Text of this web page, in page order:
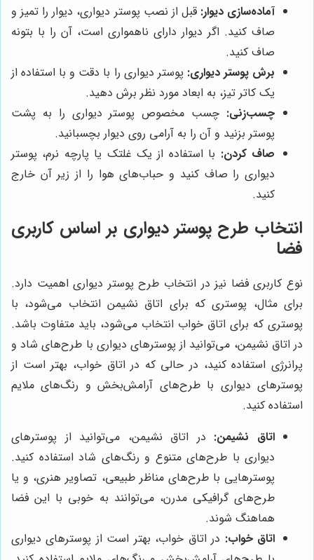
آماده‌سازی دیوار: قبل از نصب پوستر دیواری، دیوار را تمیز و
صاف کنید. اگر دیوار دارای ناهمواری است، آن را با بتونه
صاف کنید.
برش پوستر دیواری: پوستر دیواری را با دقت و با استفاده از
یک کاتر تیز، به ابعاد مورد نظر برش دهید.
چسب‌زنی: چسب مخصوص پوستر دیواری را به پشت
پوستر بزنید و آن را به آرامی روی دیوار بچسبانید.
صاف کردن: با استفاده از یک غلتک یا پارچه نرم، پوستر
دیواری را صاف کنید و حباب‌های هوا را از زیر آن خارج
کنید.
انتخاب طرح پوستر دیواری بر اساس کاربری
فضا
نوع کاربری فضا نیز در انتخاب طرح پوستر دیواری اهمیت دارد.
برای مثال، پوستری که برای اتاق نشیمن انتخاب می‌شود، با
پوستری که برای اتاق خواب انتخاب می‌شود، باید متفاوت باشد.
در اتاق نشیمن، می‌توانید از پوسترهای دیواری با طرح‌های شاد و
پرانرژی استفاده کنید، در حالی که در اتاق خواب، بهتر است از
پوسترهای دیواری با طرح‌های آرامش‌بخش و رنگ‌های ملایم
استفاده کنید.
اتاق نشیمن: در اتاق نشیمن، می‌توانید از پوسترهای
دیواری با طرح‌های متنوع و رنگ‌های شاد استفاده کنید.
پوسترهایی با طرح‌های مناظر طبیعی، تصاویر هنری، و یا
طرح‌های گرافیکی مدرن، می‌توانند به خوبی با این فضا
هماهنگ شوند.
اتاق خواب: در اتاق خواب، بهتر است از پوسترهای دیواری